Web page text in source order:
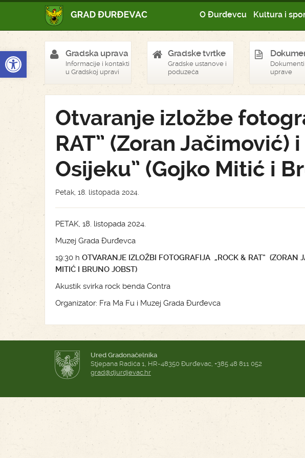
Open toolbar
O Đurđevcu Kultura i
Gradska uprava
Informacije i kontakti
u Gradskoj upravi
Gradske tvrtke
Gradske ustanove i
poduzeća
uprave
Otvaranje izložbe
RAT” (Zoran Jačimović)
Osijeku” (Gojko Mitić i
Petak, 18. listopada 2024.
PETAK, 18. listopada 2024.
Muzej Grada Đurđevca
19:30 h OTVARANJE IZLOŽBI FOTOGRAFIJA „ROCK & RAT“ (ZORAN
MITIĆ I BRUNO JOBST)
Akustik svirka rock benda Contra
Organizator: Fra Ma Fu i Muzej Grada Đurđevca
Ured Gradonačelnika
Stjepana Radića 1, HR-48350 Đurđevac, +385 48 811 052
grad@djurdjevac.hr